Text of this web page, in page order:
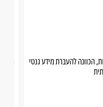
הכוונה להעברת מידע גנטי